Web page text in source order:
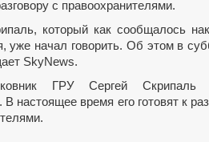
с правоохранителями.
уже начал говорить. Об этом в
SkyNews.
ГРУ Сергей Скрипаль
В настоящее время его готовят к